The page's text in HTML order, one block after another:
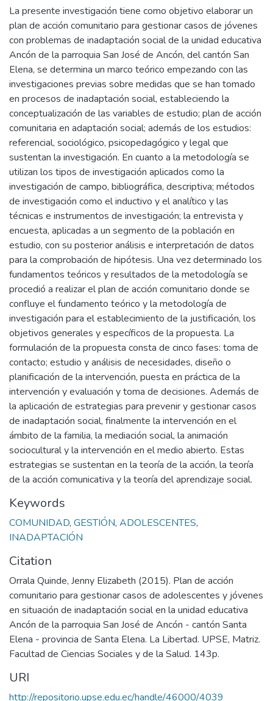
La presente investigación tiene como objetivo elaborar un
plan de acción comunitario para gestionar casos de jóvenes
con problemas de inadaptación social de la unidad educativa
Ancón de la parroquia San José de Ancón, del cantón San
Elena, se determina un marco teórico empezando con las
investigaciones previas sobre medidas que se han tomado
en procesos de inadaptación social, estableciendo la
conceptualización de las variables de estudio; plan de acción
comunitaria en adaptación social; además de los estudios:
referencial, sociológico, psicopedagógico y legal que
sustentan la investigación. En cuanto a la metodología se
utilizan los tipos de investigación aplicados como la
investigación de campo, bibliográfica, descriptiva; métodos
de investigación como el inductivo y el analítico y las
técnicas e instrumentos de investigación; la entrevista y
encuesta, aplicadas a un segmento de la población en
estudio, con su posterior análisis e interpretación de datos
para la comprobación de hipótesis. Una vez determinado los
fundamentos teóricos y resultados de la metodología se
procedió a realizar el plan de acción comunitario donde se
confluye el fundamento teórico y la metodología de
investigación para el establecimiento de la justificación, los
objetivos generales y específicos de la propuesta. La
formulación de la propuesta consta de cinco fases: toma de
contacto; estudio y análisis de necesidades, diseño o
planificación de la intervención, puesta en práctica de la
intervención y evaluación y toma de decisiones. Además de
la aplicación de estrategias para prevenir y gestionar casos
de inadaptación social, finalmente la intervención en el
ámbito de la familia, la mediación social, la animación
sociocultural y la intervención en el medio abierto. Estas
estrategias se sustentan en la teoría de la acción, la teoría
de la acción comunicativa y la teoría del aprendizaje social.
Keywords
COMUNIDAD, GESTIÓN, ADOLESCENTES,
INADAPTACIÓN
Citation
Orrala Quinde, Jenny Elizabeth (2015). Plan de acción
comunitario para gestionar casos de adolescentes y jóvenes
en situación de inadaptación social en la unidad educativa
Ancón de la parroquia San José de Ancón - cantón Santa
Elena - provincia de Santa Elena. La Libertad. UPSE, Matriz.
Facultad de Ciencias Sociales y de la Salud. 143p.
URI
http://repositorio.upse.edu.ec/handle/46000/4039